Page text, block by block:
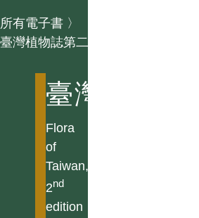
所有電子書 〉
臺灣植物誌第二版
臺灣植物誌
Flora
of
Taiwan,
2nd
edition